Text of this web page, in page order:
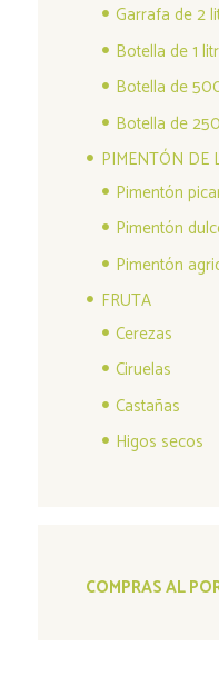
Garrafa de 2
Botella de 1
Botella de
Botella de
PIMENTÓN DE
Pimentón
Pimentón
Pimentón
FRUTA
Cerezas
Ciruelas
Castañas
Higos secos
COMPRAS AL